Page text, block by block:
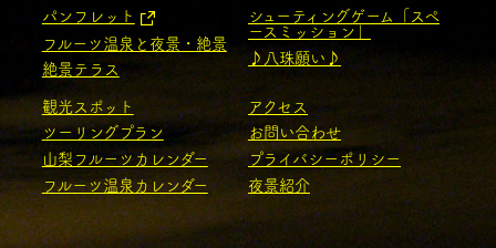
パンフレット
フルーツ温泉と夜景・絶景
絶景テラス
シューティングゲーム「スペ
ースミッション」
♪八珠願い♪
観光スポット
ツーリングプラン
山梨フルーツカレンダー
フルーツ温泉カレンダー
アクセス
お問い合わせ
プライバシーポリシー
夜景紹介